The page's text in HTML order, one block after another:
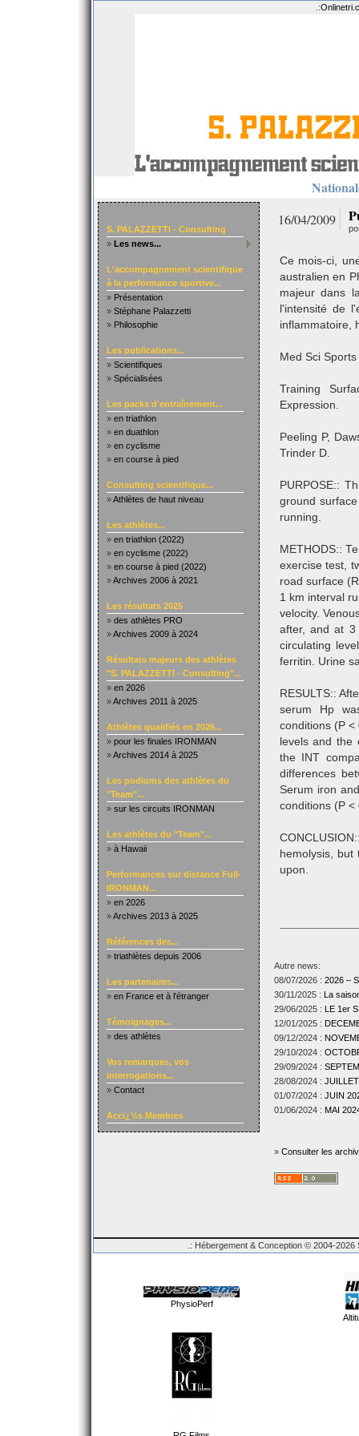
.:
S. PALAZZETTI - Consulting
» Les news...
L'accompagnement scientifique
à la performance sportive...
» Présentation
» Stéphane Palazzetti
» Philosophie
Les publications...
» Scientifiques
» Spécialisées
Les packs d'entraînement...
» en triathlon
» en duathlon
» en cyclisme
» en course à pied
Consulting scientifique...
»Athlètes de haut niveau
Les athlètes...
» en triathlon (2022)
» en cyclisme (2022)
» en course à pied (2022)
»Archives 2006 à 2021
Les résultats 2025
» des athlètes PRO
»Archives 2009 à 2024
Résultats majeurs des athlètes
"S. PALAZZETTI - Consulting"...
» en 2026
»Archives 2011 à 2025
Athlètes qualifiés en 2026...
» pour les finales IRONMAN
»Archives 2014 à 2025
Les podiums des athlètes du
"Team"...
» sur les circuits IRONMAN
Les athlètes du "Team"...
» à Hawaii
Performances sur distance Full-
IRONMAN...
» en 2026
»Archives 2013 à 2025
Références des...
» triathlètes depuis 2006
Les partenaires...
» en France et à l'étranger
Témoignages...
» des athlètes
Vos remarques, vos
interrogations...
» Contact
Accï¿½s Membres
16/04/2009
Ce mois-ci,
australien en
majeur dans
l'intensité de
inflammatoire,
Med Sci
Training
Expression.
Peeling P,
Trinder D.
PURPOSE::
ground
running.
METHODS::
exercise test,
road surface
1 km interval
velocity.
after, and at 3
circulating
ferritin. Urine
RESULTS::
serum Hp
conditions (P
levels and the
the INT
differences
Serum iron
conditions (P
hemolysis,
upon.
Autre news:
08/07/2026 : 2026 –
30/11/2025 : La
29/06/2025 : LE 1er
12/01/2025 :
09/12/2024 :
29/10/2024 :
29/09/2024 :
28/08/2024 :
01/07/2024 : JUIN
01/06/2024 : MAI
» Consulter les
.: Hébergement & Conception © 2004-
PhysioPerf